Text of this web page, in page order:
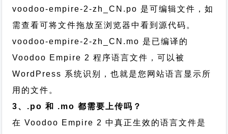
voodoo-empire-2-zh_CN.po 是可编辑文件，如
需查看可将文件拖放至浏览器中看到源代码。
voodoo-empire-2-zh_CN.mo 是已编译的
Voodoo Empire 2 程序语言文件，可以被
WordPress 系统识别，也就是您网站语言显示所
用的文件。
3、.po 和 .mo 都需要上传吗？
在 Voodoo Empire 2 中真正生效的语言文件是